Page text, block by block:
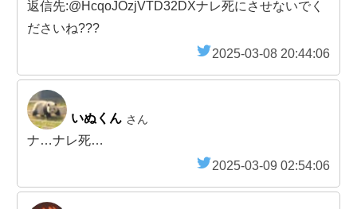
返信先:@HcqoJOzjVTD32DXナレ死にさせないでく
ださいね???
2025-03-08 20:44:06
いぬくん さん
ナ…ナレ死…
2025-03-09 02:54:06